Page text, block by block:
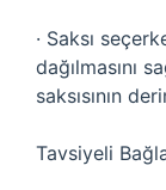
· Saksı
dağılmasını
saksısının
Tavsiyeli